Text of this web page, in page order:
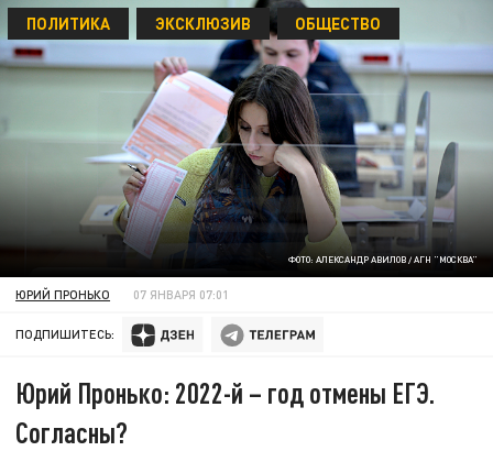
ФОТО: АЛЕКСАНДР АВИЛОВ / АГН "МОСКВА"
ПОЛИТИКА ЭКСКЛЮЗИВ ОБЩЕСТВО
ЮРИЙ ПРОНЬКО 07 ЯНВАРЯ 07:01
ПОДПИШИТЕСЬ:
Юрий Пронько: 2022-й – год отмены ЕГЭ.
Согласны?